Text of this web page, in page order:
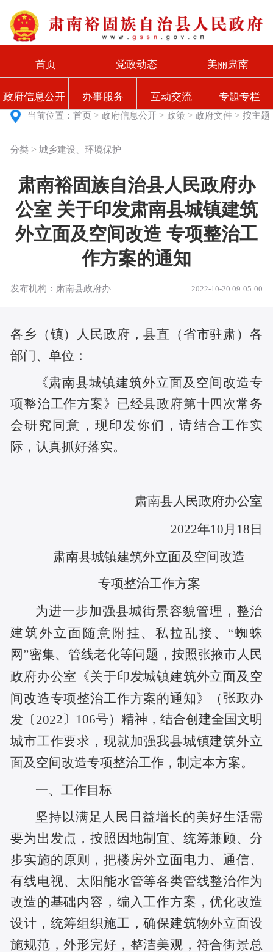
首页 党政动态 美丽肃南
政府信息公开 办事服务 互动交流 专题专栏
当前位置：首页 >政府信息公开 >政策 >政府文件 >按主题
分类 >城乡建设、环境保护
肃南裕固族自治县人民政府办
公室 关于印发肃南县城镇建筑
外立面及空间改造 专项整治工
作方案的通知
发布机构：肃南县政府办 2022-10-20 09:05:00
各乡（镇）人民政府，县直（省市驻肃）各
部门、单位：
《肃南县城镇建筑外立面及空间改造专
项整治工作方案》已经县政府第十四次常务
会研究同意，现印发你们，请结合工作实
际，认真抓好落实。
肃南县人民政府办公室
2022年10月18日
肃南县城镇建筑外立面及空间改造
专项整治工作方案
为进一步加强县城街景容貌管理，整治
建筑外立面随意附挂、私拉乱接、 “蜘蛛
网”密集、管线老化等问题，按照张掖市人民
政府办公室《关于印发城镇建筑外立面及空
间改造专项整治工作方案的通知》（张政办
发〔 2022 〕 106号）精神， 结合创建全国文明
城市工作要求， 现就加强我县城镇建筑外立
面及空间改造专项整治工作，制定本方案。
一、工作目标
坚持以满足人民日益增长的美好生活需
要为出发点，按照因地制宜、统筹兼顾、分
步实施的原则，把楼房外立面电力、通信、
有线电视、太阳能水管等各类管线整治作为
改造的基础内容，编入工作方案，优化改造
设计，统筹组织施工，确保建筑物外立面设
施规范，外形完好，整洁美观，符合街景总